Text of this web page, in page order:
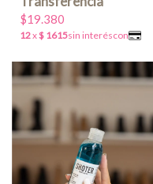
$19.380